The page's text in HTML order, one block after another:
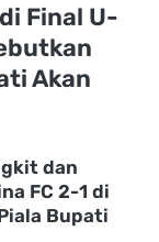
Final U-
Akan
dan
FC 2-1 di
Bupati